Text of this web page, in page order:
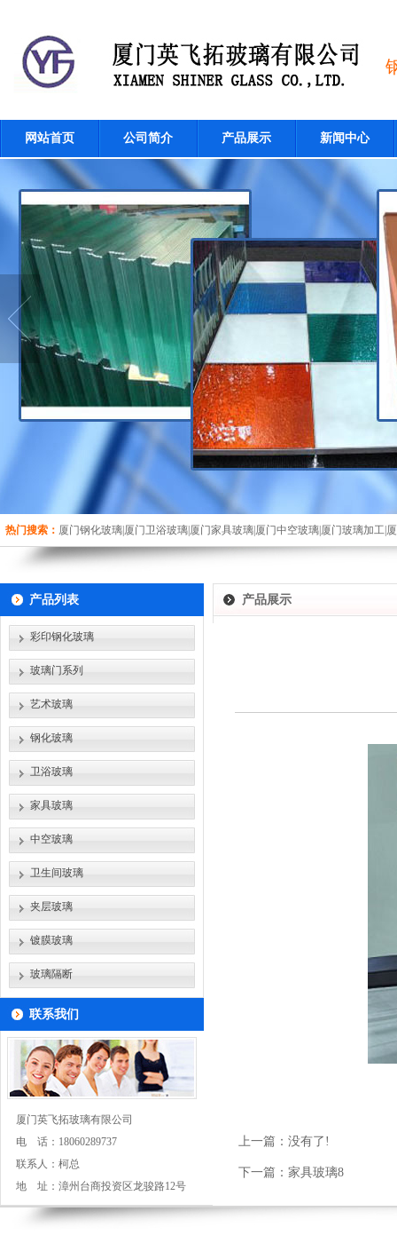
网站首页 公司简介 产品展示 新闻中心
热门搜索： 厦门钢化玻璃|厦门卫浴玻璃|厦门家具玻璃|厦门中空玻璃|厦门玻璃加工|
产品列表
彩印钢化玻璃
玻璃门系列
艺术玻璃
钢化玻璃
卫浴玻璃
家具玻璃
中空玻璃
卫生间玻璃
夹层玻璃
镀膜玻璃
玻璃隔断
联系我们
厦门英飞拓玻璃有限公司
电 话： 18060289737
联系人：柯总
地 址：漳州台商投资区龙骏路12号
产品展示
上一篇：没有了!
下一篇： 家具玻璃8